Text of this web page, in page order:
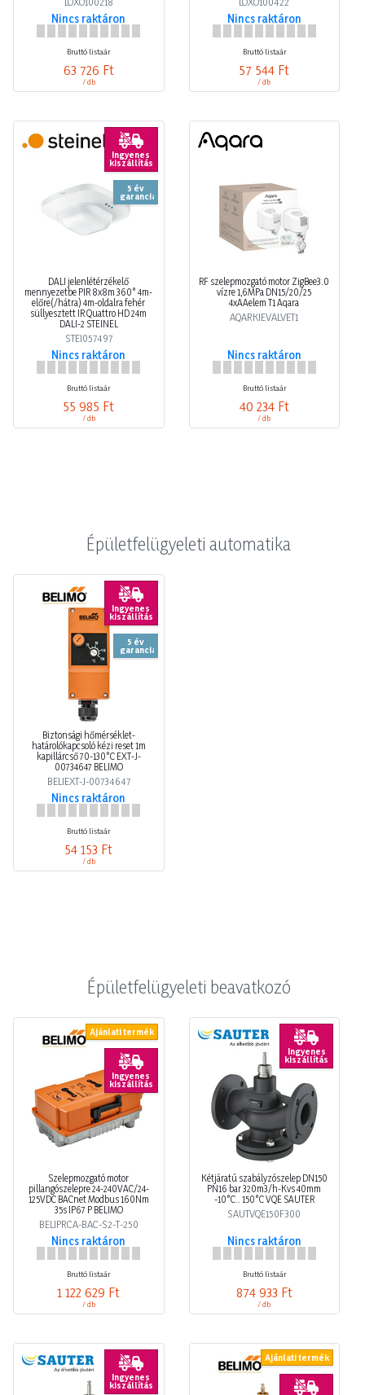
Nincs raktáron
Bruttó listaár
63 726 Ft
/ db
Nincs raktáron
Bruttó listaár
57 544 Ft
/ db
Ingyenes
kiszállítás
5 év
garancia
DALI jelenlétérzékelő
mennyezetbe PIR 8x8m 360° 4m-
előre(/hátra) 4m-oldalra fehér
süllyesztett IR Quattro HD 24m
DALI-2 STEINEL
STEI057497
Nincs raktáron
Bruttó listaár
55 985 Ft
/ db
RF szelepmozgató motor ZigBee3.0
vízre 1,6MPa DN15/20/25
4xAAelem T1 Aqara
AQARKIEVALVET1
Nincs raktáron
Bruttó listaár
40 234 Ft
/ db
Épületfelügyeleti automatika
Ingyenes
kiszállítás
5 év
garancia
Biztonsági hőmérséklet-
határolókapcsoló kézi reset 1m
kapillárcső 70-130°C EXT-J-
00734647 BELIMO
BELIEXT-J-00734647
Nincs raktáron
Bruttó listaár
54 153 Ft
/ db
Épületfelügyeleti beavatkozó
Ajánlati termék
Ingyenes
kiszállítás
Szelepmozgató motor
pillangószelepre 24-240VAC/24-
125VDC BACnet Modbus 160Nm
35s IP67 P BELIMO
BELIPRCA-BAC-S2-T-250
Nincs raktáron
Bruttó listaár
1 122 629 Ft
/ db
Ingyenes
kiszállítás
Kétjáratú szabályzószelep DN150
PN16 bar 320m3/h-Kvs 40mm
-10°C.. 150°C VQE SAUTER
SAUTVQE150F300
Nincs raktáron
Bruttó listaár
874 933 Ft
/ db
Ingyenes
kiszállítás
Ajánlati termék